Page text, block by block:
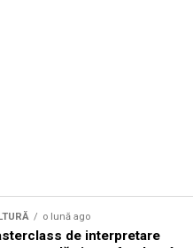
o lună ago
de interpretare